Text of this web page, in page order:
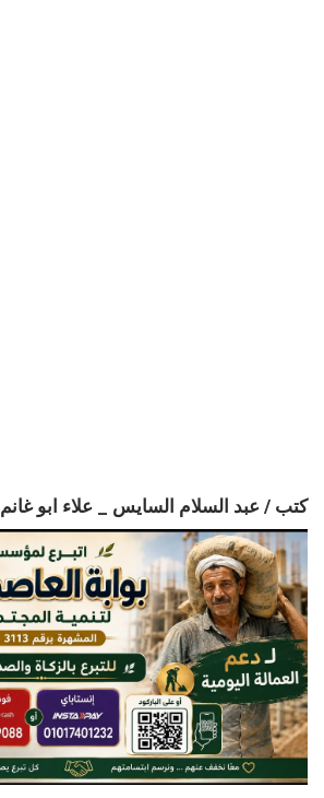
كتب / عبد السلام السايس _ علاء ابو غانم